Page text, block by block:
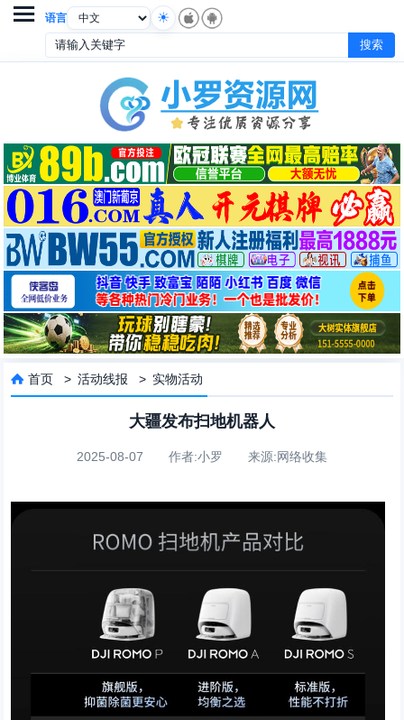
语言

 首页 >活动线报 > 实物活动
大疆发布扫地机器人
2025-08-07 作者:小罗 来源:网络收集